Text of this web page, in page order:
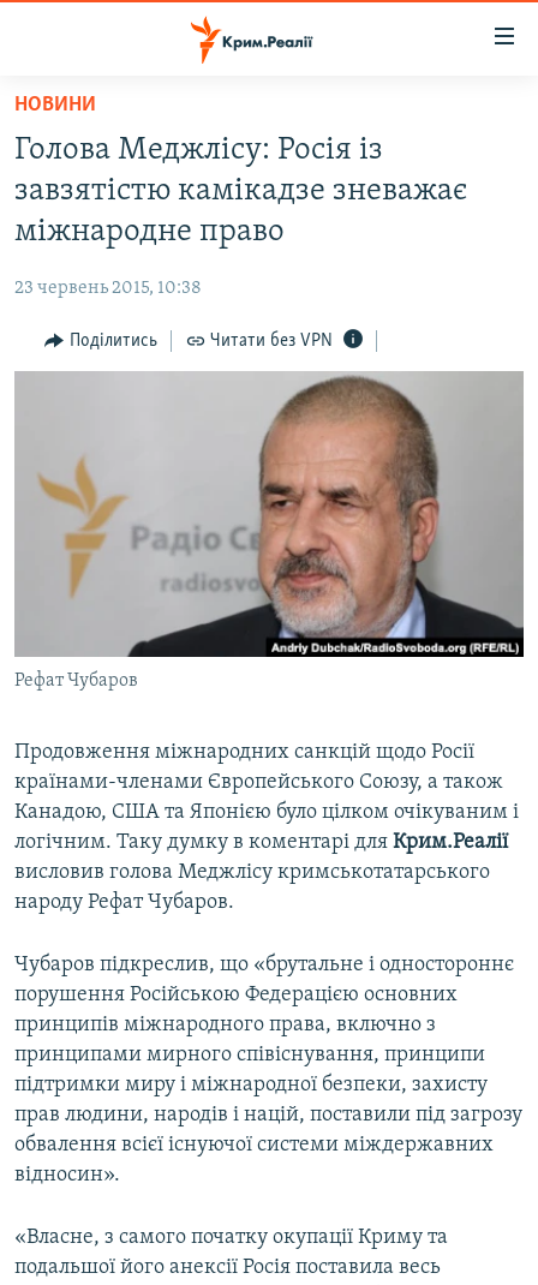
Перейти
основного
матеріалу
Перейти
до
основної
навігації
Перейти
до
ВІДЕО ТА ФОТО
БЛОГИ
ПОГЛЯД
СПЕЦПРОЕКТИ
ДЕПОРТАЦІЯ
ВІДЕОУРОКИ «ELIFBE»
СВІДЧЕННЯ ОКУПАЦІЇ
УКРАЇНСЬКА ПРОБЛЕМА КРИМУ
ІНФОГРАФІКА
ЯК ОБІЙТИ БЛОКУВАННЯ
Русский
ДОЛУЧАЙСЯ!
Усі сайти RFE/RL
НОВИНИ
Голова Меджлісу: Росія із
завзятістю камікадзе зневажає
міжнародне право
23 червень 2015, 10:38
Поділитись Читати без VPN
Рефат Чубаров
Продовження міжнародних санкцій щодо Росії
країнами-членами Європейського Союзу, а також
Канадою, США та Японією було цілком очікуваним і
логічним. Таку думку в коментарі для Крим.Реалії
висловив голова Меджлісу кримськотатарського
народу Рефат Чубаров.
Чубаров підкреслив, що «брутальне і одностороннє
порушення Російською Федерацією основних
принципів міжнародного права, включно з
принципами мирного співіснування, принципи
підтримки миру і міжнародної безпеки, захисту
прав людини, народів і націй, поставили під загрозу
обвалення всієї існуючої системи міждержавних
відносин».
«Власне, з самого початку окупації Криму та
подальшої його анексії Росія поставила весь